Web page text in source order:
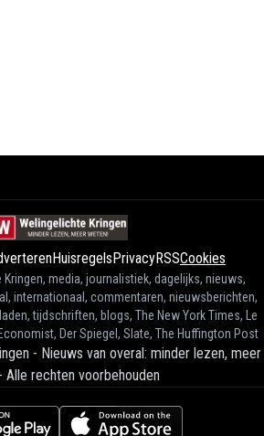
Huisregels PrivacyRSSCookies
media, journalistiek, dagelijks, nieuws,
internationaal, commentaren, nieuwsberichten,
tijdschriften, blogs, The New York Times, Le
Der Spiegel, Slate, The Huffington Post
- Nieuws van overal: minder lezen, meer
- Alle rechten voorbehouden